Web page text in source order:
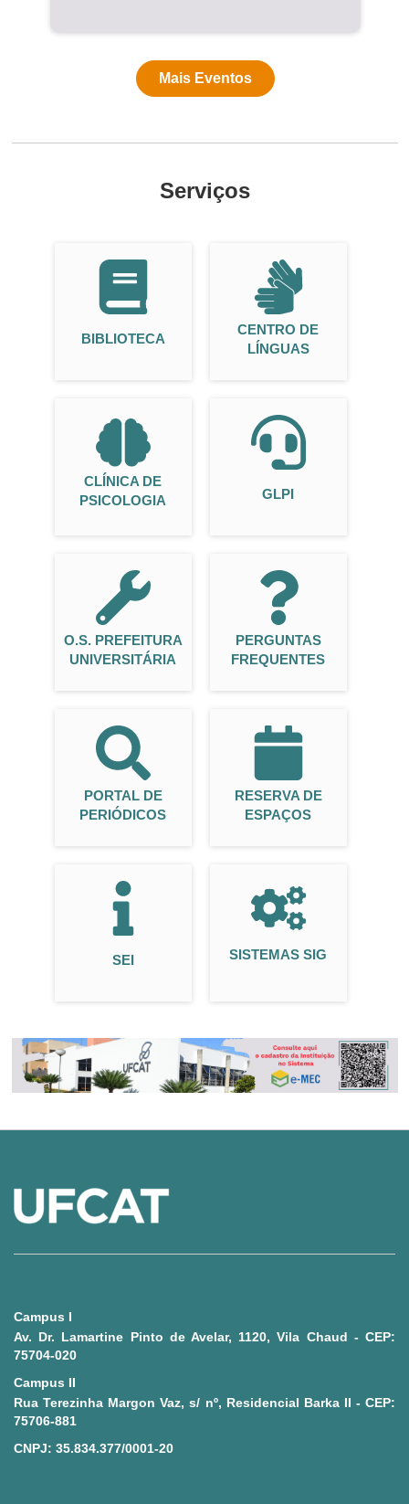
Mais Eventos
Serviços
BIBLIOTECA
CENTRO DE
LÍNGUAS
CLÍNICA DE
PSICOLOGIA
GLPI
O.S. PREFEITURA
UNIVERSITÁRIA
PERGUNTAS
FREQUENTES
PORTAL DE
PERIÓDICOS
RESERVA DE
ESPAÇOS
SEI SISTEMAS SIG
Campus I
Av. Dr. Lamartine Pinto de Avelar, 1120, Vila Chaud - CEP:
75704-020
Campus II
Rua Terezinha Margon Vaz, s/ nº, Residencial Barka II - CEP:
75706-881
CNPJ: 35.834.377/0001-20